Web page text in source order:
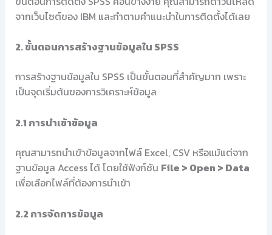
จากเว็บไซต์ของ IBM และทำตามคำแนะนำในการติดตั้งได้เลย
2. ขั้นตอนการสร้างฐานข้อมูลใน SPSS
การสร้างฐานข้อมูลใน SPSS เป็นขั้นตอนที่สำคัญมาก เพราะ
เป็นจุดเริ่มต้นของการวิเคราะห์ข้อมูล
2.1 การนำเข้าข้อมูล
คุณสามารถนำเข้าข้อมูลจากไฟล์ Excel, CSV หรือแม้แต่จาก
ฐานข้อมูล Access ได้ โดยใช้ฟังก์ชัน File > Open > Data
เพื่อเลือกไฟล์ที่ต้องการนำเข้า
2.2 การจัดการข้อมูล